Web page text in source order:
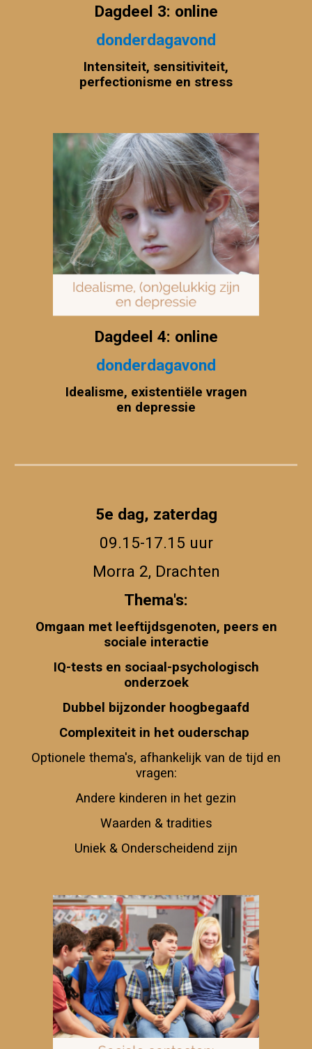
Dagdeel 3: online
donderdagavond
Intensiteit, sensitiviteit,
perfectionisme en stress
Dagdeel 4: online
donderdagavond
Idealisme, existentiële vragen
en depressie
5e dag, zaterdag
09.15-17.15 uur
Morra 2, Drachten
Thema's:
Omgaan met leeftijdsgenoten, peers en
sociale interactie
IQ-tests en sociaal-psychologisch
onderzoek
Dubbel bijzonder hoogbegaafd
Complexiteit in het ouderschap
Optionele thema's, afhankelijk van de tijd en
vragen:
Andere kinderen in het gezin
Waarden & tradities
Uniek & Onderscheidend zijn